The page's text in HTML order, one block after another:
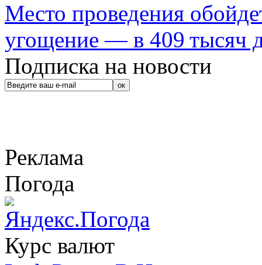
Место проведения
угощение — в 409 тысяч
Подписка на новости
Реклама
Погода
Курс валют